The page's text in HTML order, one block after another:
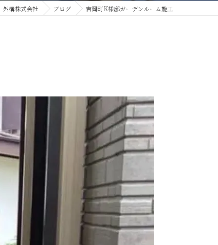
外構株式会社 ブログ 吉岡町K様邸ガーデンルーム施工